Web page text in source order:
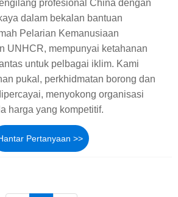
profesional China dengan
dalam bekalan bantuan
Pelarian Kemanusiaan
UNHCR, mempunyai ketahanan
untuk pelbagai iklim. Kami
pukal, perkhidmatan borong dan
menyokong organisasi
harga yang kompetitif.
Pertanyaan >>